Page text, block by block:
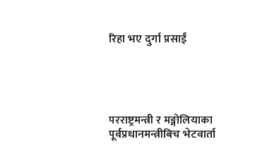
रिहा भए दुर्गा प्रसाईं
परराष्ट्रमन्त्री र मङ्गोलियाका
पूर्वप्रधानमन्त्रीबिच भेटवार्ता